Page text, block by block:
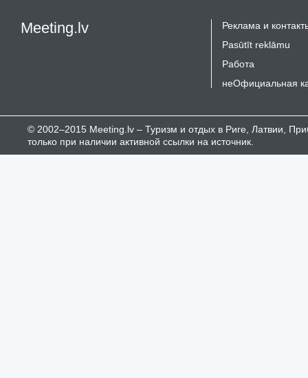
Meeting.lv
Реклама и
Pasūtīt reklāmu
Работа
неОфициальная
© 2002–2015 Meeting.lv – Туризм и отдых в Риге, Латвии,
только при наличии активной ссылки на источник.